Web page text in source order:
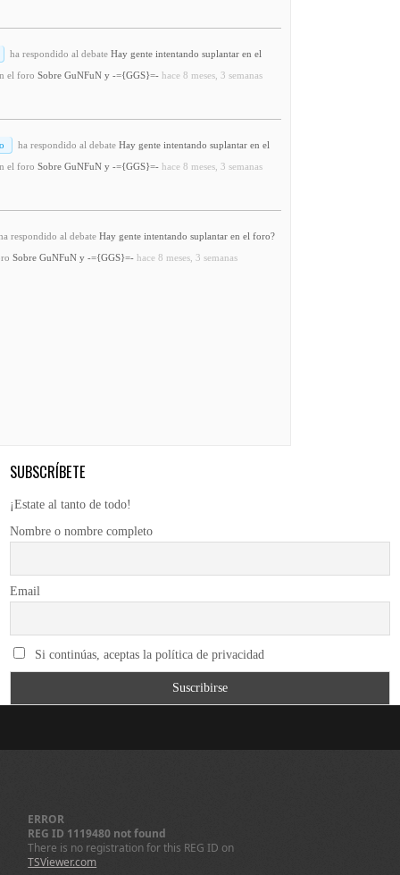
ha respondido al debate Hay gente intentando suplantar en el
el foro Sobre GuNFuN y -={GGS}=- hace 8 meses, 3 semanas
ha respondido al debate Hay gente intentando suplantar en el
el foro Sobre GuNFuN y -={GGS}=- hace 8 meses, 3 semanas
respondido al debate Hay gente intentando suplantar en el foro?
Sobre GuNFuN y -={GGS}=- hace 8 meses, 3 semanas
SUBSCRÍBETE
¡Estate al tanto de todo!
Nombre o nombre completo
Email
Si continúas, aceptas la política de privacidad
ERROR
REG ID 1119480 not found
There is no registration for this REG ID on
TSViewer.com